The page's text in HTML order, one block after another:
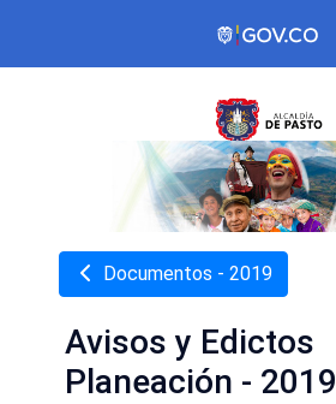
Documentos - 2019
Avisos y Edictos
Planeación - 2019